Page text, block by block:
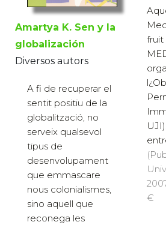
Amartya K. Sen y la
globalización
Diversos autors
A fi de recuperar el
sentit positiu de la
globalització, no
serveix qualsevol
tipus de
desenvolupament
que emmascare
nous colonialismes,
sino aquell que
reconega les
fruit
€